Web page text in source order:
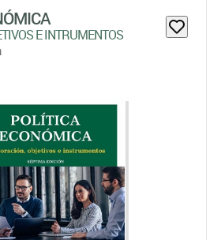
E INTRUMENTOS